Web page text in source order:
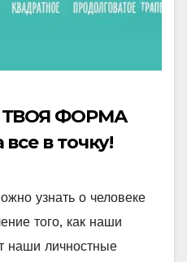
ТВОЯ ФОРМА
в точку!
узнать о человеке
того, как наши
наши личностные